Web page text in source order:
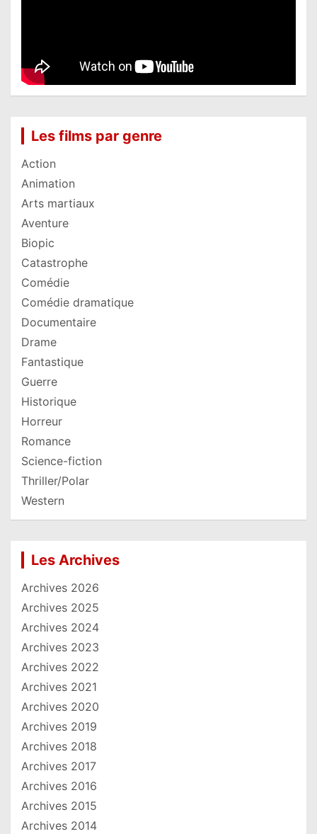
Les films par genre
Action
Animation
Arts martiaux
Aventure
Biopic
Catastrophe
Comédie
Comédie dramatique
Documentaire
Drame
Fantastique
Guerre
Historique
Horreur
Romance
Science-fiction
Thriller/Polar
Western
Les Archives
Archives 2026
Archives 2025
Archives 2024
Archives 2023
Archives 2022
Archives 2021
Archives 2020
Archives 2019
Archives 2018
Archives 2017
Archives 2016
Archives 2015
Archives 2014